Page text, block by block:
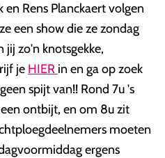
en Rens Planckaert volgen
een show die ze zondag
jij zo'n knotsgekke,
je HIER in en ga op zoek
spijt van!! Rond 7u 's
ontbijt, en om 8u zit
moeten
ergens